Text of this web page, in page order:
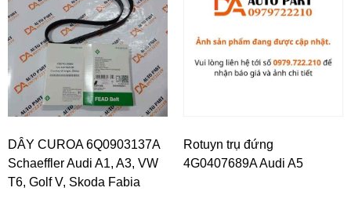
DÂY CUROA 6Q0903137A
Schaeffler Audi A1, A3, VW
T6, Golf V, Skoda Fabia
Rotuyn trụ đứng
4G0407689A Audi A5